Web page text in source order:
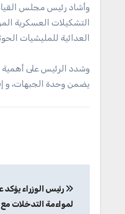
وأشاد رئيس مجلس
التشكيلات العسكرية
العدائية للمليشيات
وشدد الرئيس على أهمية
يضمن وحدة الجبهات، و
المقالات
رئيس الوزراء يؤكد
لمواءمة التدخلات مع